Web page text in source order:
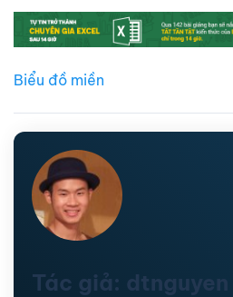
Biểu đồ miền
Tác giả: dtnguyen